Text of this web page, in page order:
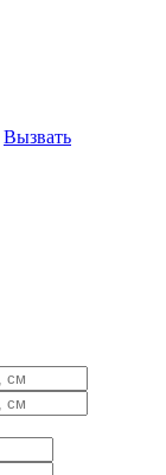
Вызвать